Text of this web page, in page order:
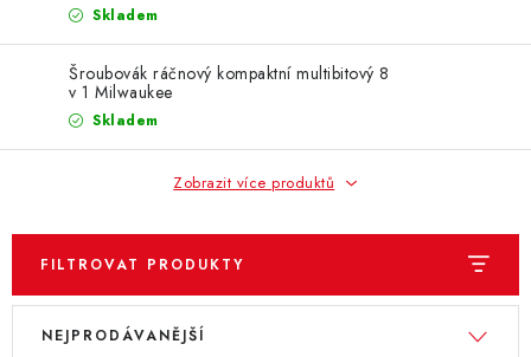
Skladem
Šroubovák ráčnový kompaktní multibitový 8
v 1 Milwaukee
Skladem
Zobrazit více produktů
FILTROVAT PRODUKTY
V
Ř
NEJPRODÁVANĚJŠÍ